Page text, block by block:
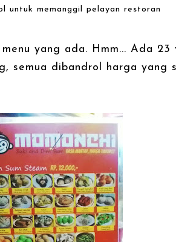
untuk memanggil pelayan restoran
yang ada. Hmm... Ada 23
semua dibandrol harga yang